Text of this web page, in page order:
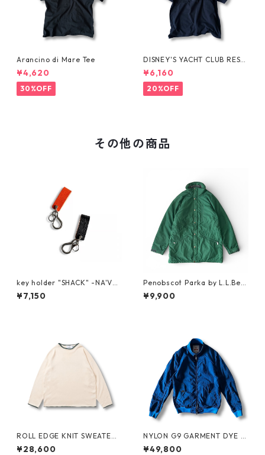
Arancino di Mare Tee
¥4,620
30%OFF
DISNEY'S YACHT CLUB RESO
RT Tee
¥6,160
20%OFF
その他の商品
key holder "SHACK" -NA'VV
Y-
¥7,150
Penobscot Parka by L.L.Bea
n
¥9,900
ROLL EDGE KNIT SWEATER
by Little Yarmouth
¥28,600
NYLON G9 GARMENT DYE b
y BARACUTA
¥49,800